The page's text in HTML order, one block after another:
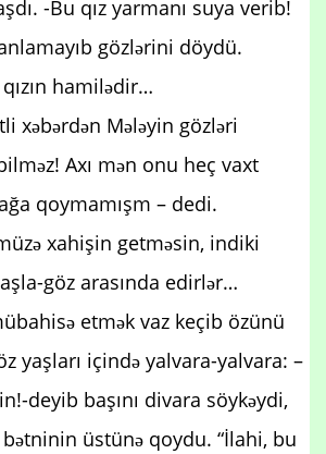
-Bu qız yarmanı suya verib!
gözlərini döydü.
hamilədir…
xəbərdən Mələyin gözləri
Axı mən onu heç vaxt
qoymamışm – dedi.
xahişin getməsin, indiki
göz arasında edirlər…
etmək vaz keçib özünü
yaşları içində yalvara-yalvara: –
deyib başını divara söykəydi,
üstünə qoydu. “İlahi, bu